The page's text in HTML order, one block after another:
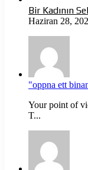
Bir Kadının
Haziran 28,
"oppna ett
Your point of
T...